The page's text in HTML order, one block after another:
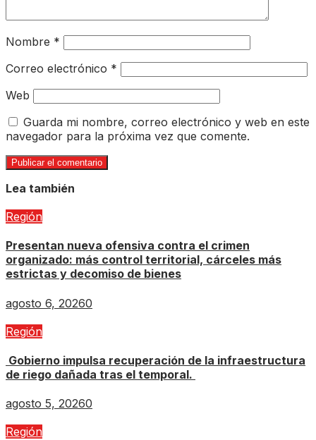
Nombre *
Correo electrónico *
Web
Guarda mi nombre, correo electrónico y web en este
navegador para la próxima vez que comente.
Lea también
Región
Presentan nueva ofensiva contra el crimen
organizado: más control territorial, cárceles más
estrictas y decomiso de bienes
agosto 6, 20260
Región
Gobierno impulsa recuperación de la infraestructura
de riego dañada tras el temporal.
agosto 5, 20260
Región